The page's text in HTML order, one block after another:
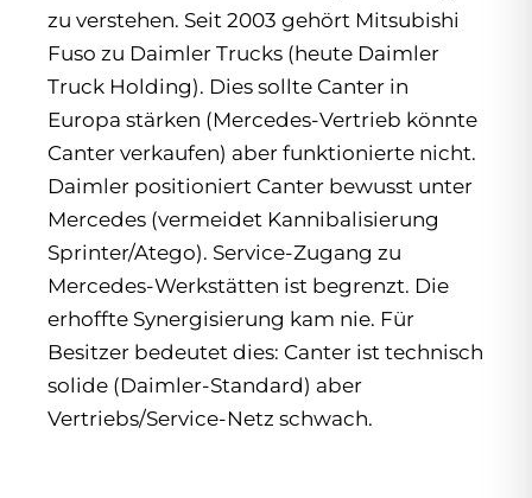
zu verstehen. Seit 2003 gehört Mitsubishi
Fuso zu Daimler Trucks (heute Daimler
Truck Holding). Dies sollte Canter in
Europa stärken (Mercedes-Vertrieb könnte
Canter verkaufen) aber funktionierte nicht.
Daimler positioniert Canter bewusst unter
Mercedes (vermeidet Kannibalisierung
Sprinter/Atego). Service-Zugang zu
Mercedes-Werkstätten ist begrenzt. Die
erhoffte Synergisierung kam nie. Für
Besitzer bedeutet dies: Canter ist technisch
solide (Daimler-Standard) aber
Vertriebs/Service-Netz schwach.